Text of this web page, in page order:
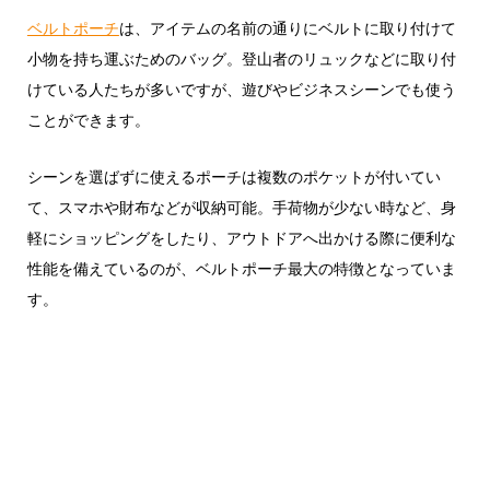
ベルトポーチは、アイテムの名前の通りにベルトに取り付けて
小物を持ち運ぶためのバッグ。登山者のリュックなどに取り付
けている人たちが多いですが、遊びやビジネスシーンでも使う
ことができます。
シーンを選ばずに使えるポーチは複数のポケットが付いてい
て、スマホや財布などが収納可能。手荷物が少ない時など、身
軽にショッピングをしたり、アウトドアへ出かける際に便利な
性能を備えているのが、ベルトポーチ最大の特徴となっていま
す。